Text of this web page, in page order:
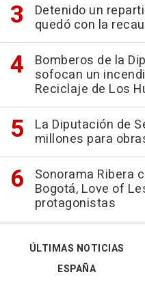
Detenido un
quedó con la
Bomberos de la
sofocan un
Reciclaje de Los
La Diputación de
millones para
Sonorama Ribera
Bogotá, Love of
protagonistas
ÚLTIMAS NOTICIAS
ESPAÑA